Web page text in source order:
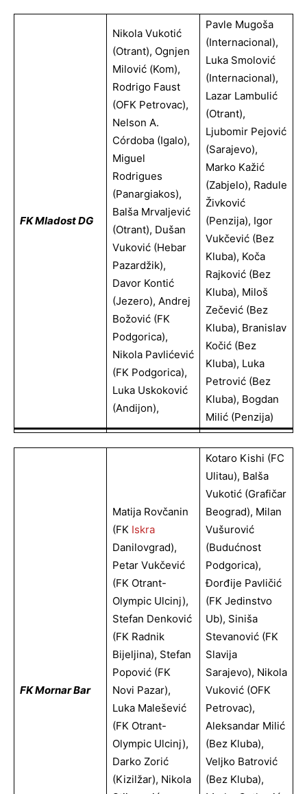
FK Mladost DG
Nikola Vukotić
(Otrant), Ognjen
Milović (Kom),
Rodrigo Faust
(OFK Petrovac),
Nelson A.
Córdoba (Igalo),
Miguel
Rodrigues
(Panargiakos),
Balša Mrvaljević
(Otrant), Dušan
Vuković (Hebar
Pazardžik),
Davor Kontić
(Jezero), Andrej
Božović (FK
Podgorica),
Nikola Pavlićević
(FK Podgorica),
Luka Uskoković
(Andijon),
Pavle Mugoša
(Internacional),
Luka Smolović
(Internacional),
Lazar Lambulić
(Otrant),
Ljubomir Pejović
(Sarajevo),
Marko Kažić
(Zabjelo), Radule
Živković
(penzija), Igor
Vukčević (bez
Kluba), Koča
Rajković (bez
Kluba), Miloš
Zečević (bez
Kluba), Branislav
Kočić (bez
Kluba), Luka
Petrović (bez
Kluba), Bogdan
Milić (penzija)
FK Mornar Bar
Matija Rovčanin
(FK Iskra
Danilovgrad),
Petar Vukčević
(FK Otrant-
Olympic Ulcinj),
Stefan Denković
(FK Radnik
Bijeljina), Stefan
Popović (FK
Novi Pazar),
Luka Malešević
(FK Otrant-
Olympic Ulcinj),
Darko Zorić
(Kizilžar), Nikola
Kotaro Kishi (FC
Ulitau), Balša
Vukotić (Grafičar
Beograd), Milan
Vušurović
(Budućnost
Podgorica),
Đorđije Pavličić
(FK Jedinstvo
Ub), Siniša
Stevanović (FK
Slavija
Sarajevo), Nikola
Vuković (OFK
Petrovac),
Aleksandar Milić
(bez Kluba),
Veljko Batrović
(bez Kluba),